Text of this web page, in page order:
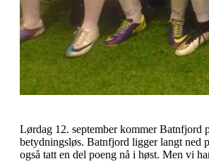
Lørdag 12. september kommer Batnfjord
betydningsløs. Batnfjord ligger langt ned
også tatt en del poeng nå i høst. Men vi